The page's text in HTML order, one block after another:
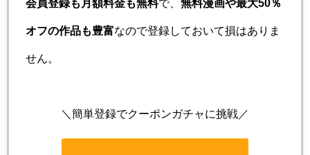
会員登録も月額料金も無料で、 無料漫画や最大50％
オフの作品も豊富なので登録しておいて損はありま
せん。
＼簡単登録でクーポンガチャに挑戦／